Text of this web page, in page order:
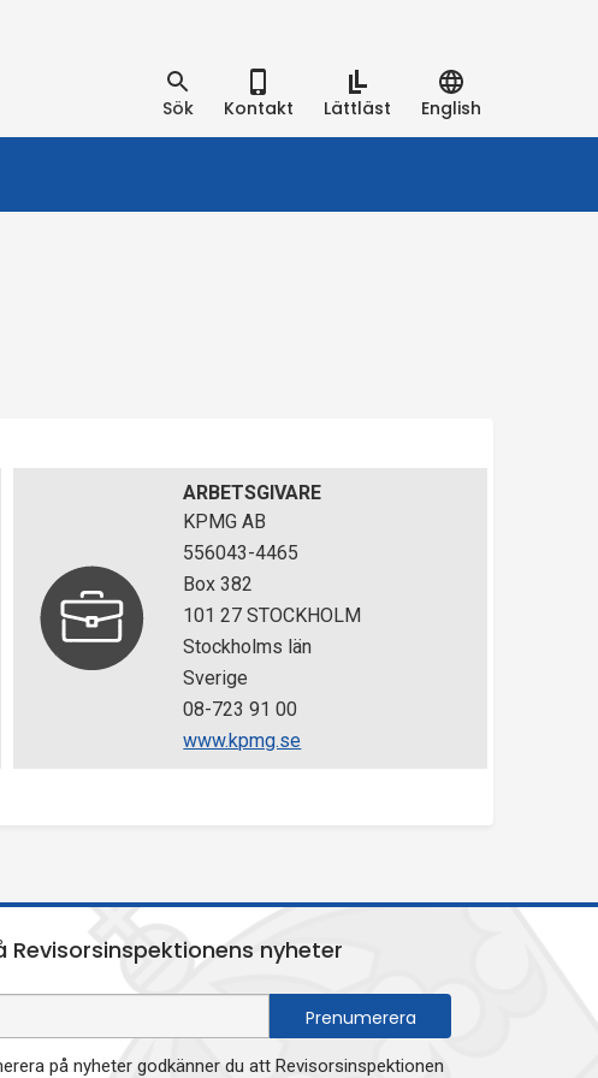
Sök Kontakt Lättläst English
ARBETSGIVARE
KPMG AB
556043-4465
Box 382
101 27 STOCKHOLM
Stockholms län
Sverige
08-723 91 00
www.kpmg.se
Revisorsinspektionens nyheter
på nyheter godkänner du att Revisorsinspektionen